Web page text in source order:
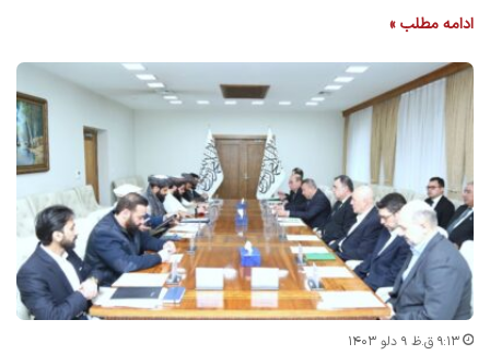
ادامه مطلب »
۹:۱۳ ق.ظ ۹ دلو ۱۴۰۳